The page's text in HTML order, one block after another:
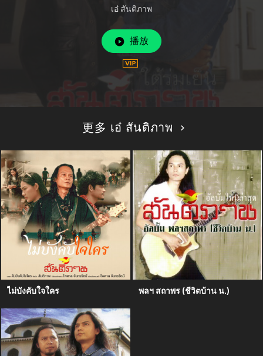
เอ๋ สันติภาพ
播放
更多 เอ๋ สันติภาพ
ไม่บังคับใจใคร พลฯ สถาพร (ชีวิตบ้าน น.)